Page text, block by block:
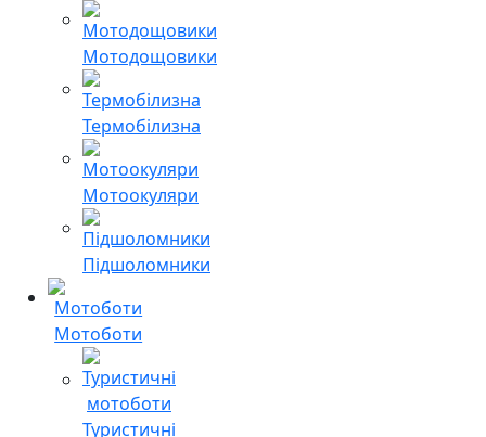
Мотодощовики
Термобілизна
Мотоокуляри
Підшоломники
Мотоботи
Туристичні